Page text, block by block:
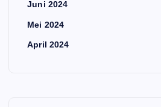
Juni 2024
Mei 2024
April 2024